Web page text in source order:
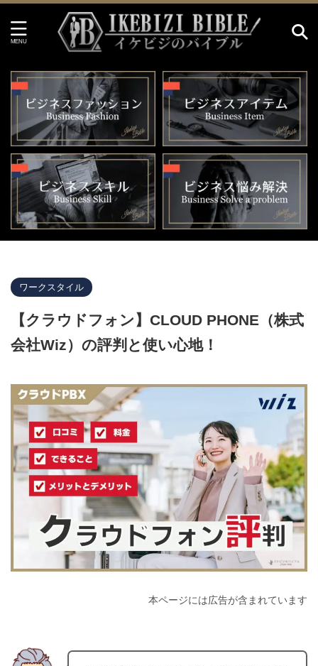
ワークスタイル
【クラウドフォン】CLOUD PHONE（株式
会社Wiz）の評判と使い心地！
本ページには広告が含まれています